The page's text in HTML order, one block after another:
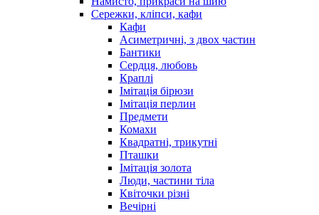
Сережки, кліпси, кафи
Кафи
Асиметричні, з двох частин
Бантики
Сердця, любовь
Краплі
Імітація бірюзи
Імітація перлин
Предмети
Комахи
Квадратні, трикутні
Пташки
Імітація золота
Люди, частини тіла
Квіточки різні
Вечірні